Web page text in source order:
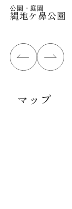
公園・庭園
縄地ケ鼻公園
マップ